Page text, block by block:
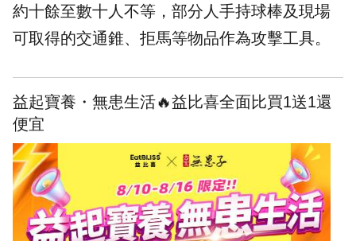
約十餘至數十人不等，部分人手持球棒及現場
可取得的交通錐、拒馬等物品作為攻擊工具。
益起寶養・無患生活🔥益比喜全面比買1送1還
便宜